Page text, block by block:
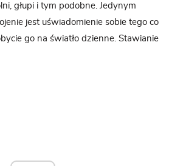
głupi i tym podobne. Jedynym
jest uświadomienie sobie tego co
go na światło dzienne. Stawianie